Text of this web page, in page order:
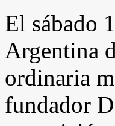
El sábado
Argentina
ordinaria
fundador